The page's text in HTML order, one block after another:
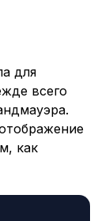
для
всего
как